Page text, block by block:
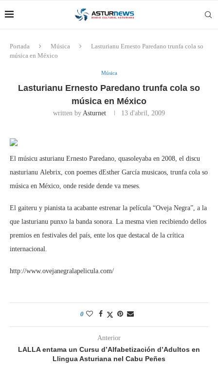
Portada Música
Lasturianu Ernesto Paredano trunfa cola so
música en México
Música
Lasturianu Ernesto Paredano trunfa cola so
música en México
written by Asturnet 13 d'abril, 2009
El músicu asturianu Ernesto Paredano, quasoleyaba en 2008, el discu
nasturianu Alebrix, con poemes dEsther García musicaos, trunfa cola so
música en México, onde reside dende va meses.
El gaiteru y pianista ta acabante estrenar la película “Oveja Negra”, a la
que lasturianu punxo la banda sonora. La mesma vien recibiendo dellos
premios en festivales del país, ente los que destacal de la crítica
internacional.
http://www.ovejanegralapelicula.com/
0
Anterior
LALLA entama un Cursu d’Alfabetización d’Adultos en
Llingua Asturiana nel Cabu Peñes